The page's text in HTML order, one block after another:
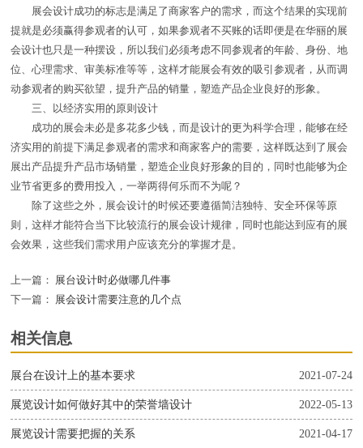
展会设计成功的标志是满足了商家客户的需求，而这个结果的实现前
提就是必须赢得参观者的认可，如果参观者不买账的话即便是在华丽的展
会设计也只是一种摆设，所以我们必须考虑不同参观者的年龄、身份、地
位、心理需求、审美标准等等，这样才能展会有效的吸引参观者，从而调
动参观者的购买欲望，提升产品的销量，塑造产品企业良好的形象。
三、以经济实用的原则设计
成功的展会未必是多花多少钱，而是设计的更为科学合理，能够在经
济实用的前提下满足参观者的需求和商家客户的需要，这样既达到了展会
展出产品提升产品市场销量，塑造企业良好形象的目的，同时也能够为企
业节省更多的费用投入，一举两得何乐而不为呢？
除了这些之外，展会设计的时候还要遵循简洁独特、安全环保等原
则，这样才能符合当下比较流行的展会设计规律，同时也能达到应有的展
会效果，这些我们需求用户应该充分的掌握才是。
上一篇：
展台设计时必做哪几件事
下一篇：
展会设计需要注意的几个点
相关信息
2021-07-24
展台在设计上的基本要求
2022-05-13
展览设计如何做好其中的荣誉墙设计
2021-04-17
展览设计需要把握的关系